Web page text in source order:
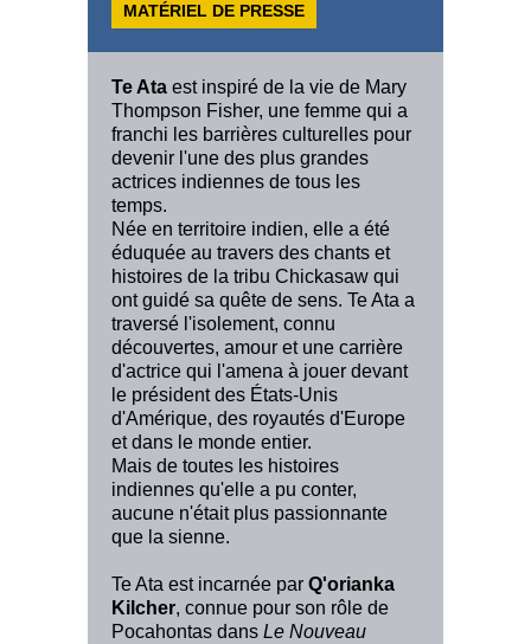
MATÉRIEL DE PRESSE
Te Ata est inspiré de la vie de Mary
Thompson Fisher, une femme qui a
franchi les barrières culturelles pour
devenir l'une des plus grandes
actrices indiennes de tous les
temps.
Née en territoire indien, elle a été
éduquée au travers des chants et
histoires de la tribu Chickasaw qui
ont guidé sa quête de sens. Te Ata a
traversé l'isolement, connu
découvertes, amour et une carrière
d'actrice qui l'amena à jouer devant
le président des États-Unis
d'Amérique, des royautés d'Europe
et dans le monde entier.
Mais de toutes les histoires
indiennes qu'elle a pu conter,
aucune n'était plus passionnante
que la sienne.
Te Ata est incarnée par Q'orianka
Kilcher, connue pour son rôle de
Pocahontas dans Le Nouveau